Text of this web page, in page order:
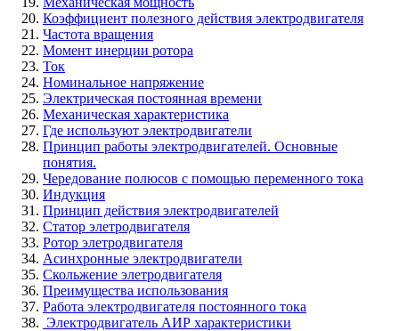
Коэффициент полезного действия электродвигателя
Частота вращения
Момент инерции ротора
Ток
Номинальное напряжение
Электрическая постоянная времени
Механическая характеристика
Где используют электродвигатели
Принцип работы электродвигателей. Основные
понятия.
Чередование полюсов с помощью переменного тока
Индукция
Принцип действия электродвигателей
Статор элетродвигателя
Ротор элетродвигателя
Асинхронные электродвигатели
Скольжение элетродвигателя
Преимущества использования
Работа электродвигателя постоянного тока
Электродвигатель АИР характеристики